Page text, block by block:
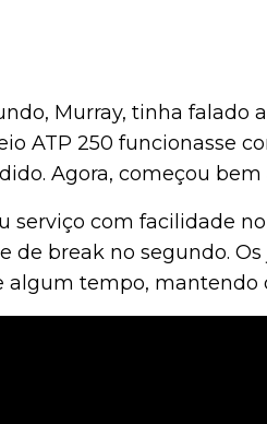
Murray, tinha falado
ATP 250 funcionasse
Agora, começou
serviço com facilidade
de break no segundo.
tempo, mantendo